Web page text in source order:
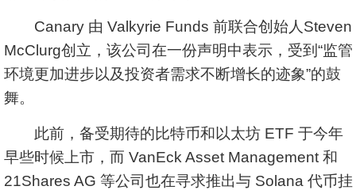
Canary 由 Valkyrie Funds 前联合创始人Steven
McClurg创立，该公司在一份声明中表示，受到“监管
环境更加进步以及投资者需求不断增长的迹象”的鼓
舞。
此前，备受期待的比特币和以太坊 ETF 于今年
早些时候上市，而 VanEck Asset Management 和
21Shares AG 等公司也在寻求推出与 Solana 代币挂